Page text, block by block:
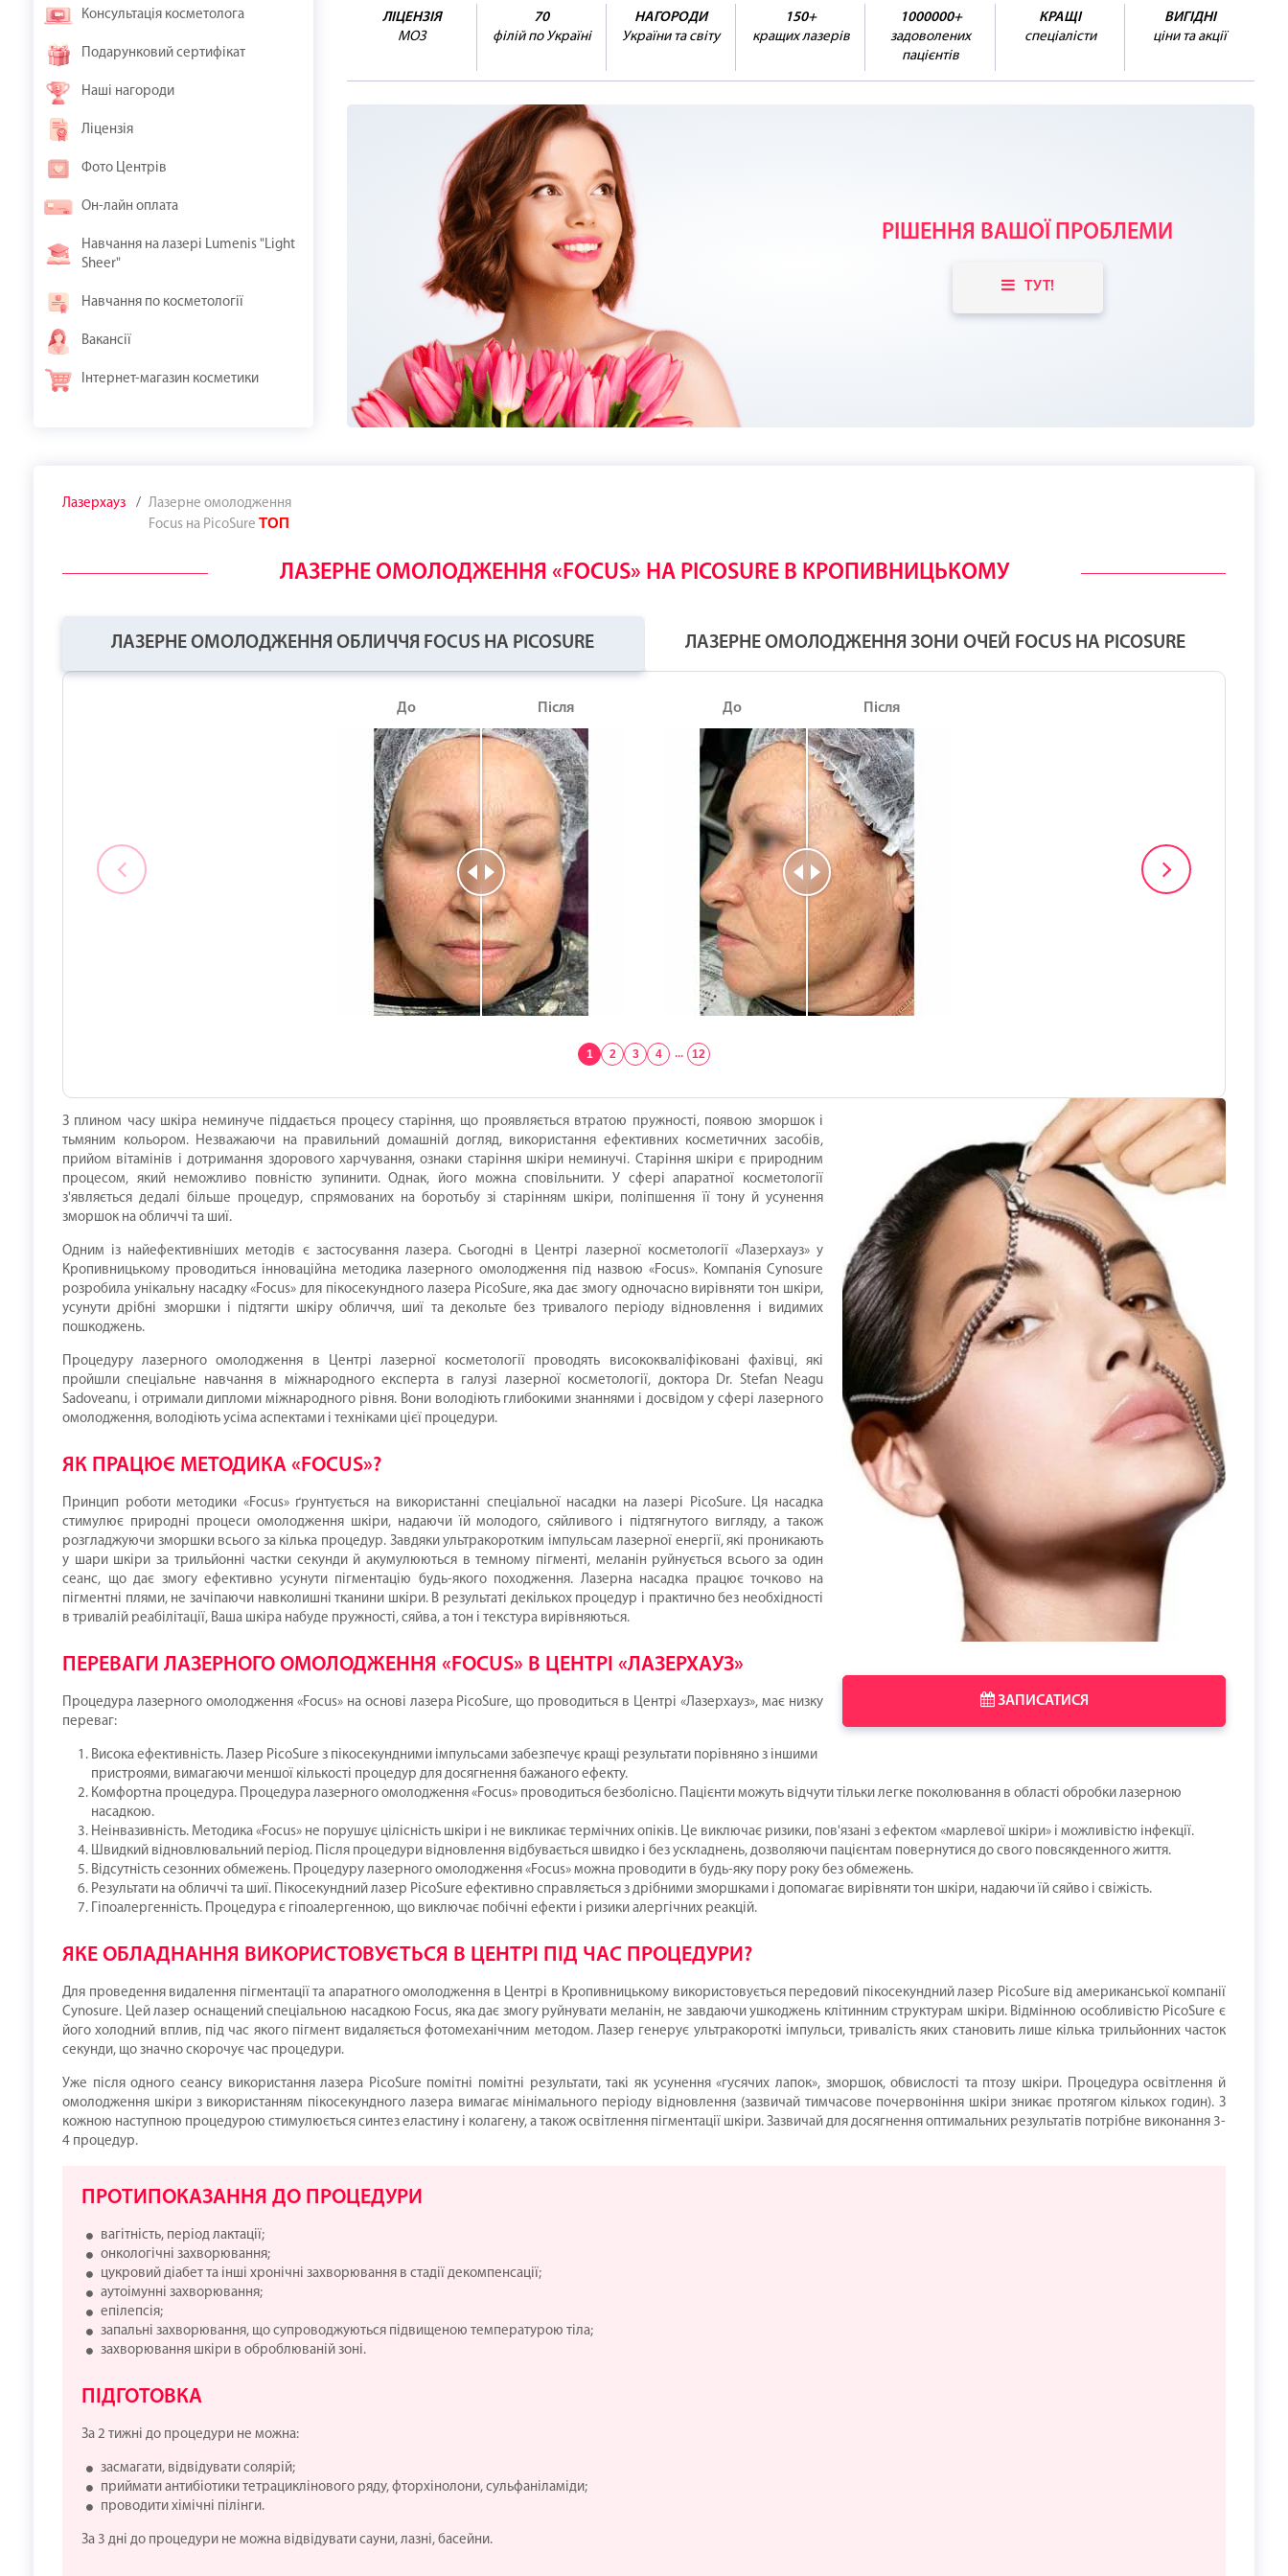
Консультація косметолога
Подарунковий сертифікат
Наші нагороди
Ліцензія
Фото Центрів
Он-лайн оплата
Навчання на лазері Lumenis "Light
Sheer"
Навчання по косметології
Вакансії
Інтернет-магазин косметики
ЛІЦЕНЗІЯ
МОЗ
70
філій по Україні
НАГОРОДИ
України та світу
150+
кращих лазерів
1000000+
задоволених
пацієнтів
КРАЩІ
спеціалісти
ВИГІДНІ
ціни та акції
РІШЕННЯ ВАШОЇ ПРОБЛЕМИ
ТУТ!
Лазерхауз
Лазерне омолодження
Focus на PicoSure ТОП
ЛАЗЕРНЕ ОМОЛОДЖЕННЯ «FOCUS» НА PICOSURE В КРОПИВНИЦЬКОМУ
ЛАЗЕРНЕ ОМОЛОДЖЕННЯ ОБЛИЧЧЯ FOCUS НА PICOSURE ЛАЗЕРНЕ ОМОЛОДЖЕННЯ ЗОНИ ОЧЕЙ FOCUS НА PICOSURE
До Після До Після
1 2 3 4 ... 12
ЗАПИСАТИСЯ
З плином часу шкіра неминуче піддається процесу старіння, що проявляється втратою пружності, появою зморшок і
тьмяним кольором. Незважаючи на правильний домашній догляд, використання ефективних косметичних засобів,
прийом вітамінів і дотримання здорового харчування, ознаки старіння шкіри неминучі. Старіння шкіри є природним
процесом, який неможливо повністю зупинити. Однак, його можна сповільнити. У сфері апаратної косметології
з'являється дедалі більше процедур, спрямованих на боротьбу зі старінням шкіри, поліпшення її тону й усунення
зморшок на обличчі та шиї.
Одним із найефективніших методів є застосування лазера. Сьогодні в Центрі лазерної косметології «Лазерхауз» у
Кропивницькому проводиться інноваційна методика лазерного омолодження під назвою «Focus». Компанія Cynosure
розробила унікальну насадку «Focus» для пікосекундного лазера PicoSure, яка дає змогу одночасно вирівняти тон шкіри,
усунути дрібні зморшки і підтягти шкіру обличчя, шиї та декольте без тривалого періоду відновлення і видимих
пошкоджень.
Процедуру лазерного омолодження в Центрі лазерної косметології проводять висококваліфіковані фахівці, які
пройшли спеціальне навчання в міжнародного експерта в галузі лазерної косметології, доктора Dr. Stefan Neagu
Sadoveanu, і отримали дипломи міжнародного рівня. Вони володіють глибокими знаннями і досвідом у сфері лазерного
омолодження, володіють усіма аспектами і техніками цієї процедури.
ЯК ПРАЦЮЄ МЕТОДИКА «FOCUS»?
Принцип роботи методики «Focus» ґрунтується на використанні спеціальної насадки на лазері PicoSure. Ця насадка
стимулює природні процеси омолодження шкіри, надаючи їй молодого, сяйливого і підтягнутого вигляду, а також
розгладжуючи зморшки всього за кілька процедур. Завдяки ультракоротким імпульсам лазерної енергії, які проникають
у шари шкіри за трильйонні частки секунди й акумулюються в темному пігменті, меланін руйнується всього за один
сеанс, що дає змогу ефективно усунути пігментацію будь-якого походження. Лазерна насадка працює точково на
пігментні плями, не зачіпаючи навколишні тканини шкіри. В результаті декількох процедур і практично без необхідності
в тривалій реабілітації, Ваша шкіра набуде пружності, сяйва, а тон і текстура вирівняються.
ПЕРЕВАГИ ЛАЗЕРНОГО ОМОЛОДЖЕННЯ «FOCUS» В ЦЕНТРІ «ЛАЗЕРХАУЗ»
Процедура лазерного омолодження «Focus» на основі лазера PicoSure, що проводиться в Центрі «Лазерхауз», має низку
переваг:
Висока ефективність. Лазер PicoSure з пікосекундними імпульсами забезпечує кращі результати порівняно з іншими
пристроями, вимагаючи меншої кількості процедур для досягнення бажаного ефекту.
Комфортна процедура. Процедура лазерного омолодження «Focus» проводиться безболісно. Пацієнти можуть відчути тільки легке поколювання в області обробки лазерною
насадкою.
Неінвазивність. Методика «Focus» не порушує цілісність шкіри і не викликає термічних опіків. Це виключає ризики, пов'язані з ефектом «марлевої шкіри» і можливістю інфекції.
Швидкий відновлювальний період. Після процедури відновлення відбувається швидко і без ускладнень, дозволяючи пацієнтам повернутися до свого повсякденного життя.
Відсутність сезонних обмежень. Процедуру лазерного омолодження «Focus» можна проводити в будь-яку пору року без обмежень.
Результати на обличчі та шиї. Пікосекундний лазер PicoSure ефективно справляється з дрібними зморшками і допомагає вирівняти тон шкіри, надаючи їй сяйво і свіжість.
Гіпоалергенність. Процедура є гіпоалергенною, що виключає побічні ефекти і ризики алергічних реакцій.
ЯКЕ ОБЛАДНАННЯ ВИКОРИСТОВУЄТЬСЯ В ЦЕНТРІ ПІД ЧАС ПРОЦЕДУРИ?
Для проведення видалення пігментації та апаратного омолодження в Центрі в Кропивницькому використовується передовий пікосекундний лазер PicoSure від американської компанії
Cynosure. Цей лазер оснащений спеціальною насадкою Focus, яка дає змогу руйнувати меланін, не завдаючи ушкоджень клітинним структурам шкіри. Відмінною особливістю PicoSure є
його холодний вплив, під час якого пігмент видаляється фотомеханічним методом. Лазер генерує ультракороткі імпульси, тривалість яких становить лише кілька трильйонних часток
секунди, що значно скорочує час процедури.
Уже після одного сеансу використання лазера PicoSure помітні помітні результати, такі як усунення «гусячих лапок», зморшок, обвислості та птозу шкіри. Процедура освітлення й
омолодження шкіри з використанням пікосекундного лазера вимагає мінімального періоду відновлення (зазвичай тимчасове почервоніння шкіри зникає протягом кількох годин). З
кожною наступною процедурою стимулюється синтез еластину і колагену, а також освітлення пігментації шкіри. Зазвичай для досягнення оптимальних результатів потрібне виконання 3-
4 процедур.
ПРОТИПОКАЗАННЯ ДО ПРОЦЕДУРИ
вагітність, період лактації;
онкологічні захворювання;
цукровий діабет та інші хронічні захворювання в стадії декомпенсації;
аутоімунні захворювання;
епілепсія;
запальні захворювання, що супроводжуються підвищеною температурою тіла;
захворювання шкіри в оброблюваній зоні.
ПІДГОТОВКА
За 2 тижні до процедури не можна:
засмагати, відвідувати солярій;
приймати антибіотики тетрациклінового ряду, фторхінолони, сульфаніламіди;
проводити хімічні пілінги.
За 3 дні до процедури не можна відвідувати сауни, лазні, басейни.